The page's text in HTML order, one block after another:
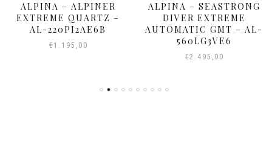
ALPINA – ALPINER
EXTREME QUARTZ –
AL-220PI2AE6B
€ 1.195,00
ALPINA – SEASTRONG
DIVER EXTREME
AUTOMATIC GMT – AL-
560LG3VE6
€2.495,00